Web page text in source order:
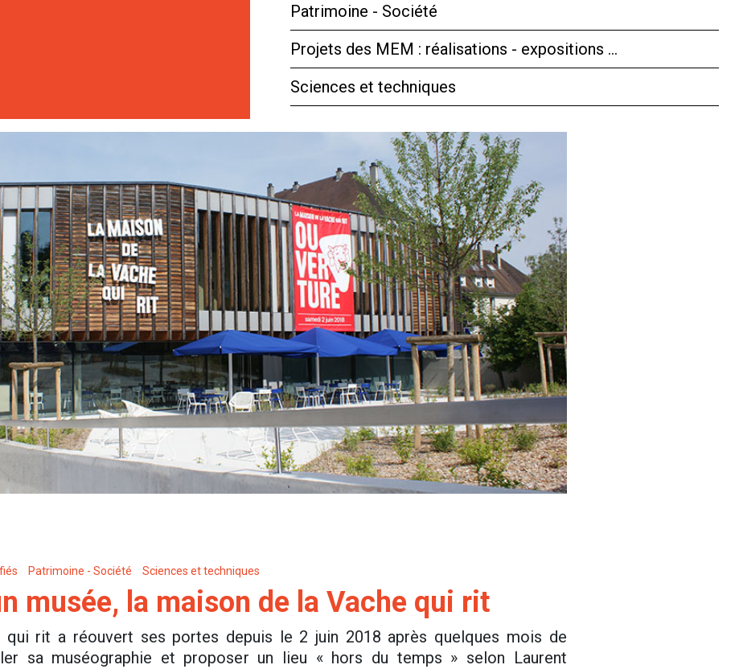
Patrimoine - Société
Projets des MEM : réalisations - expositions …
Sciences et techniques
Patrimoine - Société Sciences et techniques
musée, la maison de la Vache qui rit
qui rit a réouvert ses portes depuis le 2 juin 2018 après quelques mois de
sa muséographie et proposer un lieu « hors du temps » selon Laurent